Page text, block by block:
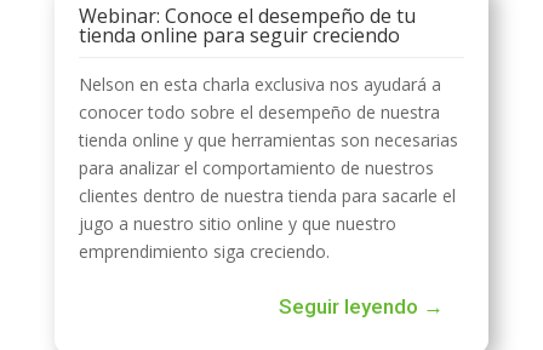
Webinar: Conoce el desempeño de tu
tienda online para seguir creciendo
Nelson en esta charla exclusiva nos ayudará a
conocer todo sobre el desempeño de nuestra
tienda online y que herramientas son necesarias
para analizar el comportamiento de nuestros
clientes dentro de nuestra tienda para sacarle el
jugo a nuestro sitio online y que nuestro
emprendimiento siga creciendo.
Seguir leyendo →